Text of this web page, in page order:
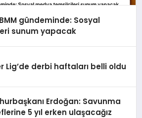
gündeminde: Sosyal
sunum yapacak
Lig’de derbi haftaları belli oldu
Erdoğan: Savunma
5 yıl erken ulaşacağız